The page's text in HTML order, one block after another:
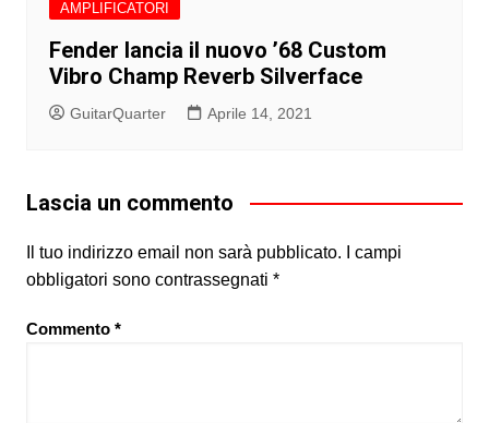
AMPLIFICATORI
Fender lancia il nuovo ’68 Custom
Vibro Champ Reverb Silverface
GuitarQuarter Aprile 14, 2021
Lascia un commento
Il tuo indirizzo email non sarà pubblicato.
I campi
obbligatori sono contrassegnati *
Commento *